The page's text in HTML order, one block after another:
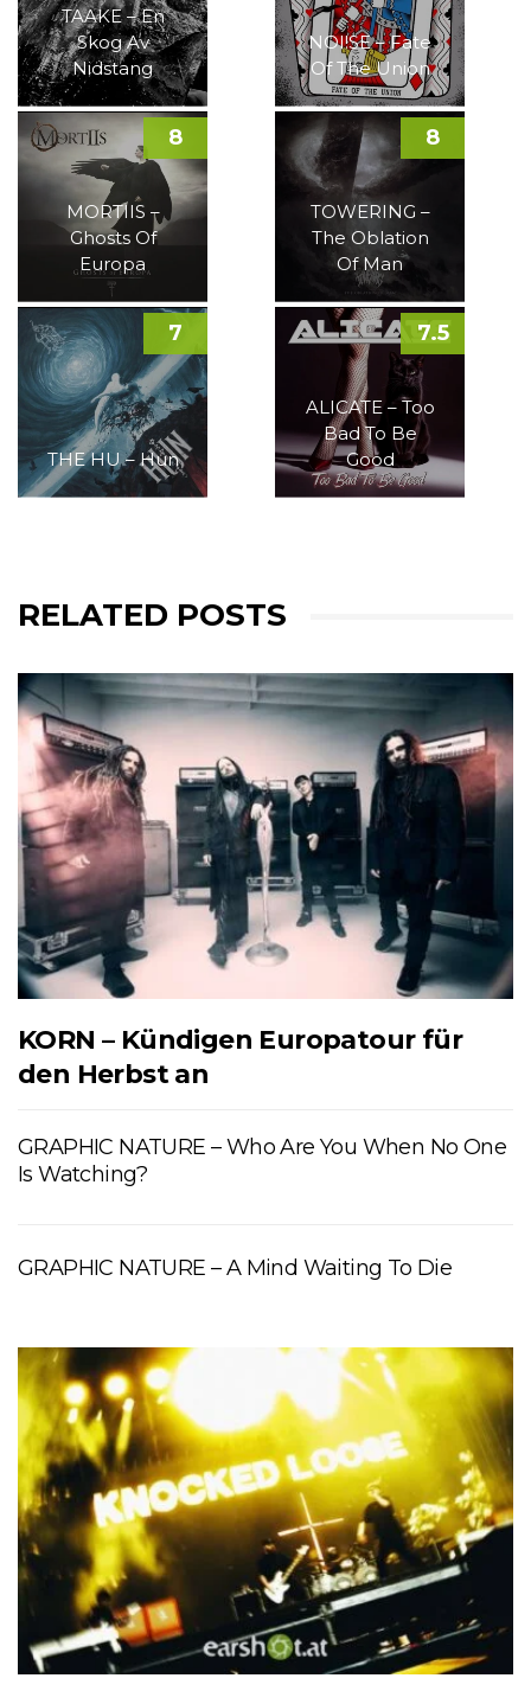
TAAKE – En
Skog Av
Nidstang
NOI!SE – Fate
Of The Union
MORTIIS –
Ghosts Of
Europa
8
TOWERING –
The Oblation
Of Man
8
THE HU – Hun
7
ALICATE – Too
Bad To Be
Good
7.5
RELATED POSTS
KORN – Kündigen Europatour für
den Herbst an
GRAPHIC NATURE – Who Are You When No One
Is Watching?
GRAPHIC NATURE – A Mind Waiting To Die